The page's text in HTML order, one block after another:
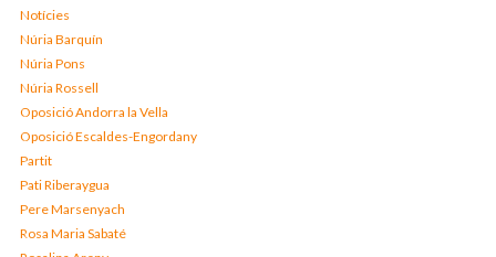
Notícies
Núria Barquín
Núria Pons
Núria Rossell
Oposició Andorra la Vella
Oposició Escaldes-Engordany
Partit
Pati Riberaygua
Pere Marsenyach
Rosa Maria Sabaté